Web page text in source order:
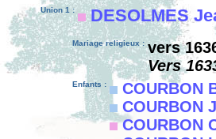
Union 1 : DESOLMES
Mariage religieux : vers
Vers
Enfants : COURBON
COURBON
COURBON